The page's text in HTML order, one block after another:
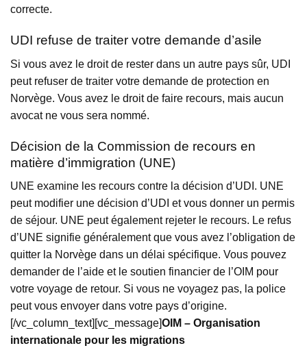
correcte.
UDI refuse de traiter votre demande d’asile
Si vous avez le droit de rester dans un autre pays sûr, UDI
peut refuser de traiter votre demande de protection en
Norvège. Vous avez le droit de faire recours, mais aucun
avocat ne vous sera nommé.
Décision de la Commission de recours en
matière d’immigration (UNE)
UNE examine les recours contre la décision d’UDI. UNE
peut modifier une décision d’UDI et vous donner un permis
de séjour. UNE peut également rejeter le recours. Le refus
d’UNE signifie généralement que vous avez l’obligation de
quitter la Norvège dans un délai spécifique. Vous pouvez
demander de l’aide et le soutien financier de l’OIM pour
votre voyage de retour. Si vous ne voyagez pas, la police
peut vous envoyer dans votre pays d’origine.
[/vc_column_text][vc_message]OIM – Organisation
internationale pour les migrations